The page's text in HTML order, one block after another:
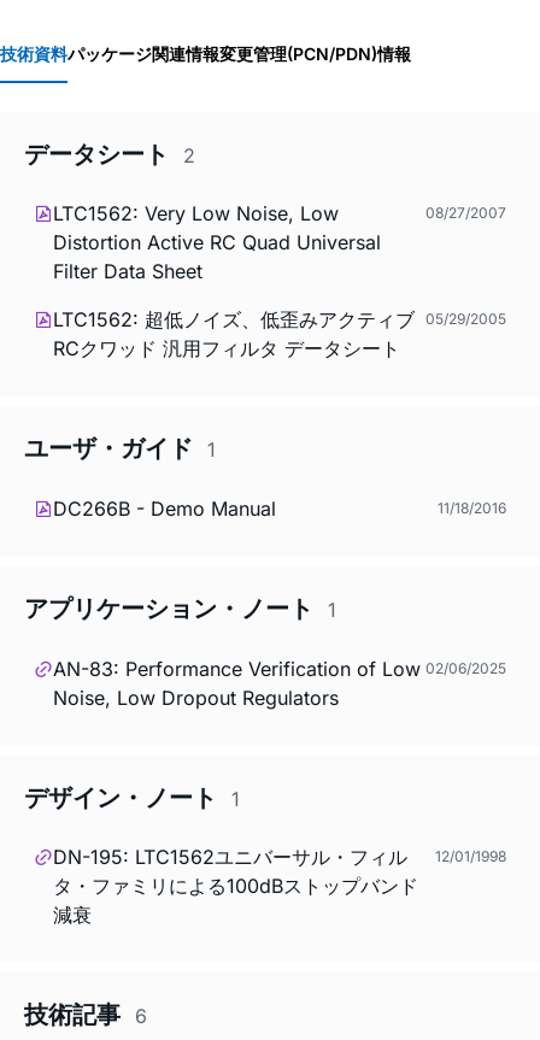
技術資料パッケージ関連情報変更管理(PCN/PDN)情報
データシート 2
LTC1562: Very Low Noise, Low
Distortion Active RC Quad Universal
Filter Data Sheet
08/27/2007
LTC1562: 超低ノイズ、低歪みアクティブ
RCクワッド 汎用フィルタ データシート
05/29/2005
ユーザ・ガイド 1
DC266B - Demo Manual 11/18/2016
アプリケーション・ノート 1
AN-83: Performance Verification of Low
Noise, Low Dropout Regulators
02/06/2025
デザイン・ノート 1
DN-195: LTC1562ユニバーサル・フィル
タ・ファミリによる100dBストップバンド
減衰
12/01/1998
技術記事 6